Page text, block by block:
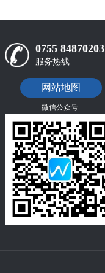
0755 84870203
服务热线
网站地图
微信公众号